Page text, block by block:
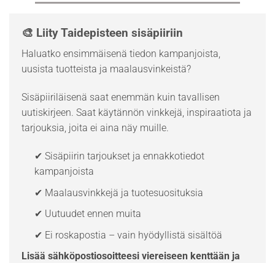
🎨 Liity Taidepisteen sisäpiiriin
Haluatko ensimmäisenä tiedon kampanjoista,
uusista tuotteista ja maalausvinkeistä?
Sisäpiiriläisenä saat enemmän kuin tavallisen
uutiskirjeen. Saat käytännön vinkkejä, inspiraatiota ja
tarjouksia, joita ei aina näy muille.
✔ Sisäpiirin tarjoukset ja ennakkotiedot
kampanjoista
✔ Maalausvinkkejä ja tuotesuosituksia
✔ Uutuudet ennen muita
✔ Ei roskapostia – vain hyödyllistä sisältöä
Lisää sähköpostiosoitteesi viereiseen kenttään ja